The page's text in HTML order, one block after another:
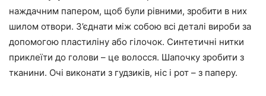
наждачним папером, щоб були рівними, зробити в них
шилом отвори. З’єднати між собою всі деталі вироби за
допомогою пластиліну або гілочок. Синтетичні нитки
приклеїти до голови – це волосся. Шапочку зробити з
тканини. Очі виконати з гудзиків, ніс і рот – з паперу.